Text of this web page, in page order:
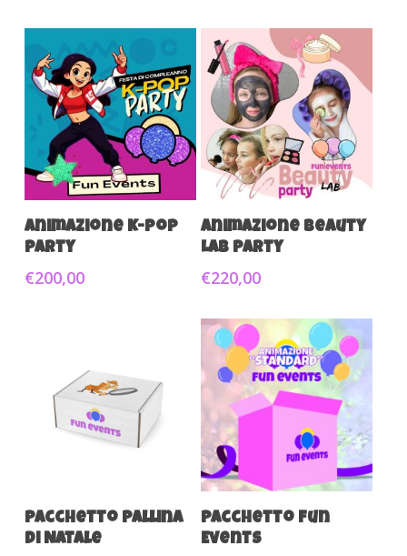
Aggiungi Al Carrello
Animazione K-pop
party
€200,00
Aggiungi Al Carrello
Animazione Beauty
Lab Party
€220,00
Aggiungi Al Carrello
Pacchetto Pallina
di Natale
Aggiungi Al Carrello
Pacchetto Fun
Events